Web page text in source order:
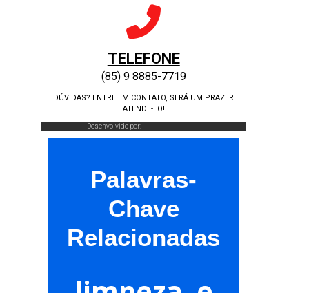
TELEFONE
(85) 9 8885-7719
DÚVIDAS? ENTRE EM CONTATO, SERÁ UM PRAZER
ATENDE-LO!
Desenvolvido por:
Palavras-
Chave
Relacionadas